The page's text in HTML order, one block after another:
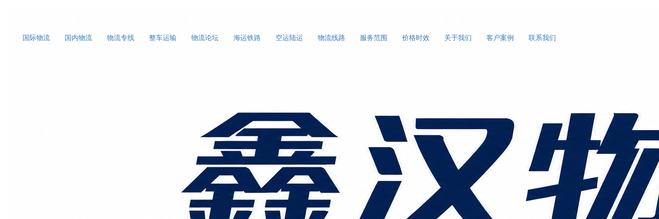
国际物流 国内物流 物流专线 整车运输 物流论坛 海运铁路 空运陆运 物流线路 服务范围 价格时效 关于我们 客户案例 联系我们
海运拼箱（LCL）出口指南：适合中小货物的高性价比物流方式